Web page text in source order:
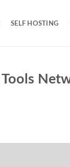
SELF HOSTING